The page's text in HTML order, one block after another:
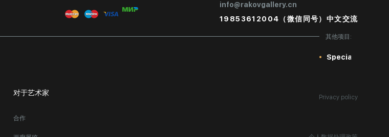
info@rakovgallery.cn
19853612004（微信同号）中文交流
其他项目:
Special
对于艺术家
合作
Privacy policy